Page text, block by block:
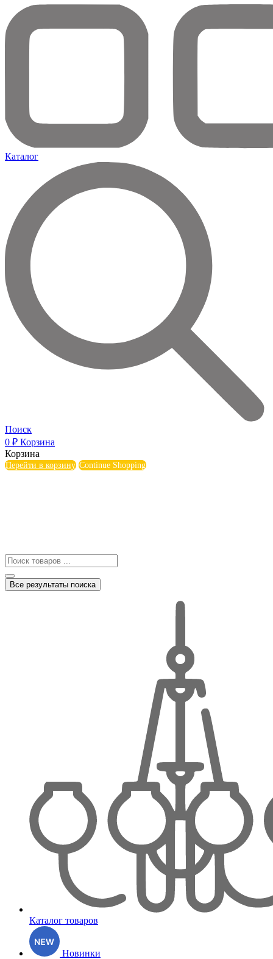
Каталог
Поиск
0 ₽ Корзина
Корзина
Перейти в корзину Continue Shopping
Все результаты поиска
Каталог товаров
Новинки